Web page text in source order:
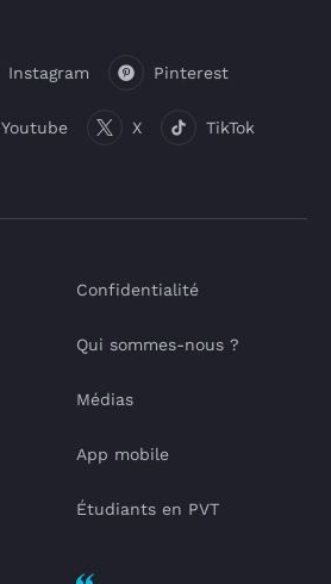
Instagram Pinterest
Youtube X TikTok
Confidentialité
Qui sommes-nous ?
Médias
App mobile
Étudiants en PVT